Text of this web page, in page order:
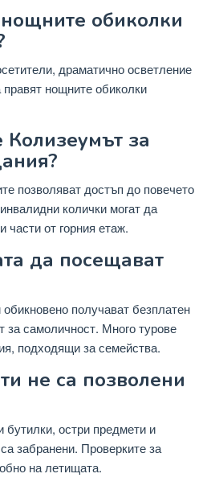
обиколки
драматично осветление
нощните обиколки
за
позволяват достъп до повечето
колички могат да
части от горния етаж.
да посещават
получават безплатен
за самоличност. Много турове
подходящи за семейства.
не са позволени
бутилки, остри предмети и
забранени. Проверките за
на летищата.